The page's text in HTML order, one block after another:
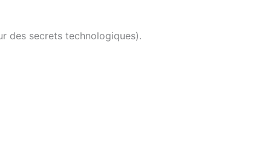
des secrets technologiques).